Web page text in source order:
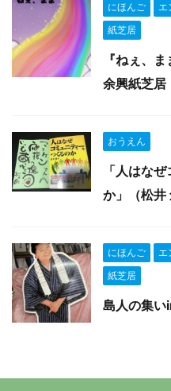
にほんご エ
紙芝居
『ねぇ、
余興紙芝居
おうえん
「人はな
か」（松井
にほんご エ
紙芝居
島人の集い